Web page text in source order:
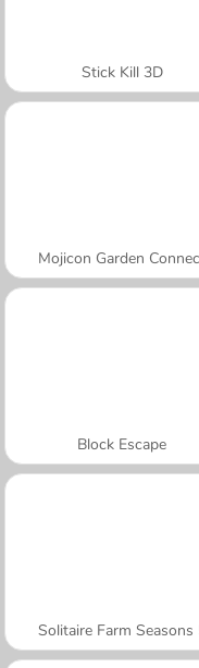
Stick Kill 3D
Mojicon Garden
Block Escape
Solitaire Farm Seasons